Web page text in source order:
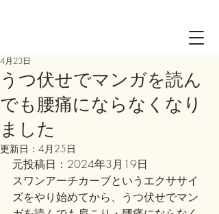
うつ伏せでマンガを読ん
でも腰痛にならなくなり
ました
4月23日
更新日： 4月25日
元投稿日：2024年3月19日
スワンアーチカーブというエクササイ
ズをやり始めてから、うつ伏せでマン